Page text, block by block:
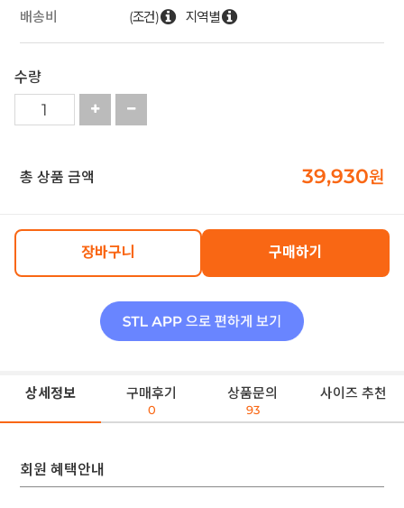
배송비 (조건) 지역별
수량
총 상품 금액 39,930원
장바구니 구매하기
상세정보 구매후기
0
상품문의
93
사이즈 추천
회원 혜택안내